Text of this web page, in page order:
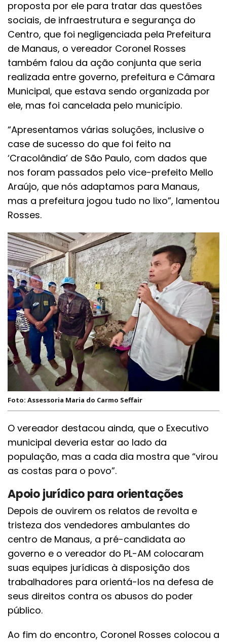
proposta por ele para tratar das questões
sociais, de infraestrutura e segurança do
Centro, que foi negligenciada pela Prefeitura
de Manaus, o vereador Coronel Rosses
também falou da ação conjunta que seria
realizada entre governo, prefeitura e Câmara
Municipal, que estava sendo organizada por
ele, mas foi cancelada pelo município.
“Apresentamos várias soluções, inclusive o
case de sucesso do que foi feito na
‘Cracolândia’ de São Paulo, com dados que
nos foram passados pelo vice-prefeito Mello
Araújo, que nós adaptamos para Manaus,
mas a prefeitura jogou tudo no lixo”, lamentou
Rosses.
Foto: Assessoria Maria do Carmo Seffair
O vereador destacou ainda, que o Executivo
municipal deveria estar ao lado da
população, mas a cada dia mostra que “virou
as costas para o povo”.
Apoio jurídico para orientações
Depois de ouvirem os relatos de revolta e
tristeza dos vendedores ambulantes do
centro de Manaus, a pré-candidata ao
governo e o vereador do PL-AM colocaram
suas equipes jurídicas à disposição dos
trabalhadores para orientá-los na defesa de
seus direitos contra os abusos do poder
público.
Ao fim do encontro, Coronel Rosses colocou a